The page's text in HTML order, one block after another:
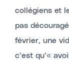
collégiens et
pas
février, une
c’est qu’«